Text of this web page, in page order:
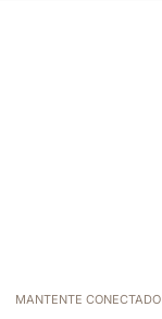
MANTENTE CONECTADO